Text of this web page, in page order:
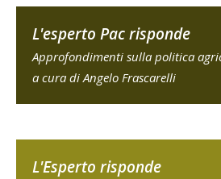
L'esperto Pac risponde
Approfondimenti sulla politica
a cura di Angelo Frascarelli
L'Esperto risponde